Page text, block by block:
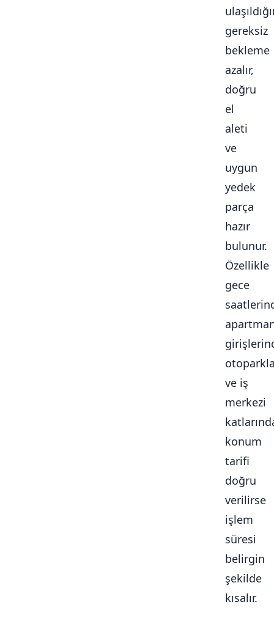
gereksiz
bekleme
azalır,
doğru
el
aleti
ve
uygun
yedek
parça
hazır
bulunur.
Özellikle
gece
ve iş
merkezi
konum
tarifi
doğru
verilirse
işlem
süresi
belirgin
şekilde
kısalır.